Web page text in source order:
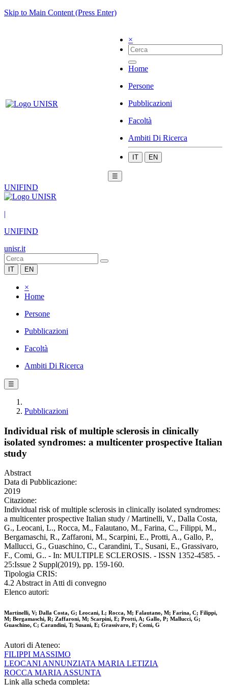
Skip to Main Content (Press Enter)
×
Home
Persone
Pubblicazioni
Facoltà
Ambiti Di Ricerca
IT EN
☰
UNIFIND
|
UNIFIND
unisr.it
IT EN
×
Home
Persone
Pubblicazioni
Facoltà
Ambiti Di Ricerca
☰
Pubblicazioni
Individual risk of multiple sclerosis in clinically
isolated syndromes: a multicenter prospective Italian
study
Abstract
Data di Pubblicazione:
2019
Citazione:
Individual risk of multiple sclerosis in clinically isolated syndromes:
a multicenter prospective Italian study / Martinelli, V., Dalla Costa,
G., Leocani, L., Rocca, M., Falautano, M., Farina, C., Filippi, M.,
Bergamaschi, R., Zaffaroni, M., Scarpini, E., Protti, A., Gallo, P.,
Mallucci, G., Guaschino, C., Carandini, T., Susani, E., Grassivaro,
F., Comi, G.. - In: MULTIPLE SCLEROSIS. - ISSN 1352-4585. -
25:Issue 2 Suppl(2019), pp. 159-160.
Tipologia CRIS:
4.2 Abstract in Atti di convegno
Elenco autori:
Martinelli, V; Dalla Costa, G; Leocani, L; Rocca, M; Falautano, M; Farina, C; Filippi,
M; Bergamaschi, R; Zaffaroni, M; Scarpini, E; Protti, A; Gallo, P; Mallucci, G;
Guaschino, C; Carandini, T; Susani, E; Grassivaro, F; Comi, G
Autori di Ateneo:
FILIPPI MASSIMO
LEOCANI ANNUNZIATA MARIA LETIZIA
ROCCA MARIA ASSUNTA
Link alla scheda completa: